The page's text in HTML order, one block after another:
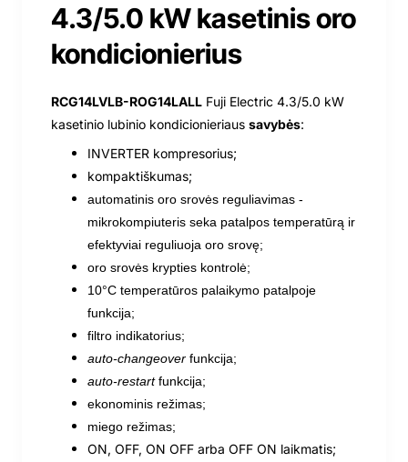
4.3/5.0 kW kasetinis oro
kondicionierius
RCG14LVLB-ROG14LALL Fuji Electric 4.3/5.0 kW
kasetinio lubinio kondicionieriaus savybės:
INVERTER kompresorius;
kompaktiškumas;
automatinis oro srovės reguliavimas -
mikrokompiuteris seka patalpos temperatūrą ir
efektyviai reguliuoja oro srovę;
oro srovės krypties kontrolė;
10°C temperatūros palaikymo patalpoje
funkcija;
filtro indikatorius;
auto-changeover funkcija;
auto-restartfunkcija;
ekonominis režimas;
miego režimas;
ON, OFF, ON OFF arba OFF ON laikmatis;